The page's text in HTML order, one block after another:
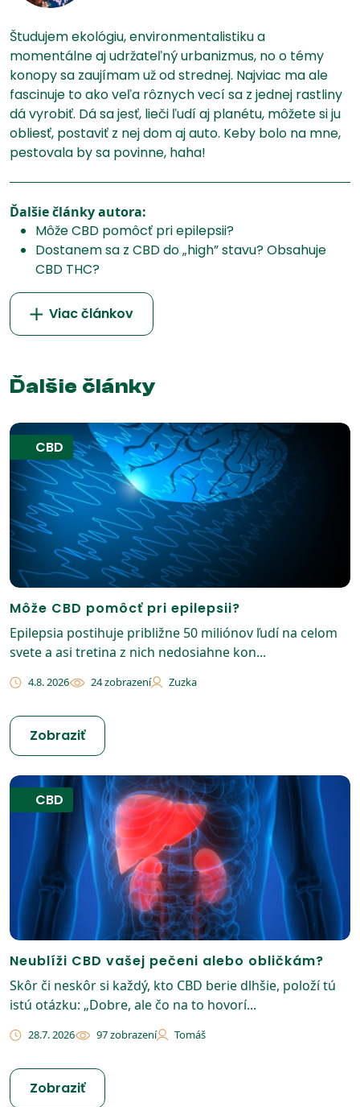
Študujem ekológiu, environmentalistiku a
momentálne aj udržateľný urbanizmus, no o témy
konopy sa zaujímam už od strednej. Najviac ma ale
fascinuje to ako veľa rôznych vecí sa z jednej rastliny
dá vyrobiť. Dá sa jesť, lieči ľudí aj planétu, môžete si ju
obliesť, postaviť z nej dom aj auto. Keby bolo na mne,
pestovala by sa povinne, haha!
Ďalšie články autora:
Môže CBD pomôcť pri epilepsii?
Dostanem sa z CBD do „high” stavu? Obsahuje
CBD THC?
Viac článkov
Ďalšie články
CBD
Môže CBD pomôcť pri epilepsii?
Epilepsia postihuje približne 50 miliónov ľudí na celom
svete a asi tretina z nich nedosiahne kon...
4.8. 2026 24 zobrazení Zuzka
Zobraziť
CBD
Neublíži CBD vašej pečeni alebo obličkám?
Skôr či neskôr si každý, kto CBD berie dlhšie, položí tú
istú otázku: „Dobre, ale čo na to hovorí...
28.7. 2026 97 zobrazení Tomáš
Zobraziť